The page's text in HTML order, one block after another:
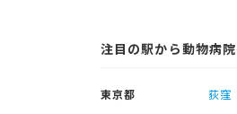
注目の駅から動物病
東京都 荻窪